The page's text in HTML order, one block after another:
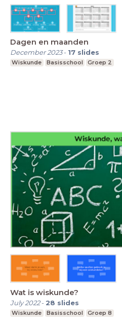
Dagen en maanden
December 2023- 17 slides
Wiskunde Basisschool Groep 2
Wat is wiskunde?
July 2022- 28 slides
Wiskunde Basisschool Groep 8